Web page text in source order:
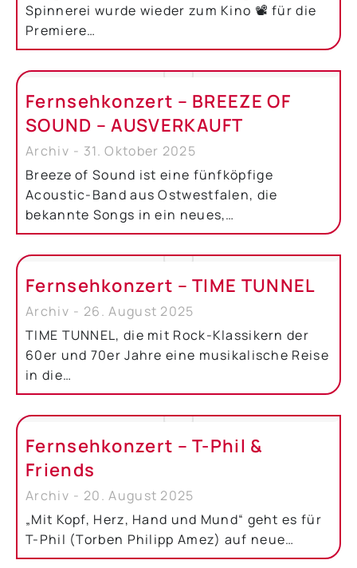
Spinnerei wurde wieder zum Kino 📽️ für die
Premiere…
Fernsehkonzert – BREEZE OF
SOUND – AUSVERKAUFT
Archiv
31. Oktober 2025
Breeze of Sound ist eine fünfköpfige
Acoustic-Band aus Ostwestfalen, die
bekannte Songs in ein neues,…
Fernsehkonzert – TIME TUNNEL
Archiv
26. August 2025
TIME TUNNEL, die mit Rock-Klassikern der
60er und 70er Jahre eine musikalische Reise
in die…
Fernsehkonzert – T-Phil &
Friends
Archiv
20. August 2025
„Mit Kopf, Herz, Hand und Mund“ geht es für
T-Phil (Torben Philipp Amez) auf neue…